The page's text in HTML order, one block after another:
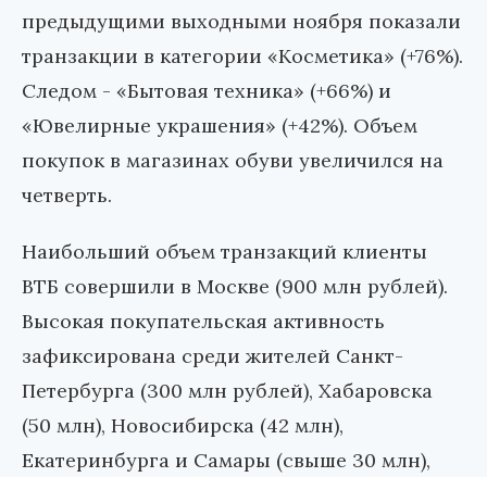
предыдущими выходными ноября показали
транзакции в категории «Косметика» (+76%).
Следом - «Бытовая техника» (+66%) и
«Ювелирные украшения» (+42%). Объем
покупок в магазинах обуви увеличился на
четверть.
Наибольший объем транзакций клиенты
ВТБ совершили в Москве (900 млн рублей).
Высокая покупательская активность
зафиксирована среди жителей Санкт-
Петербурга (300 млн рублей), Хабаровска
(50 млн), Новосибирска (42 млн),
Екатеринбурга и Самары (свыше 30 млн),